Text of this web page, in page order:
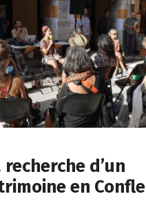
recherche d’un
en